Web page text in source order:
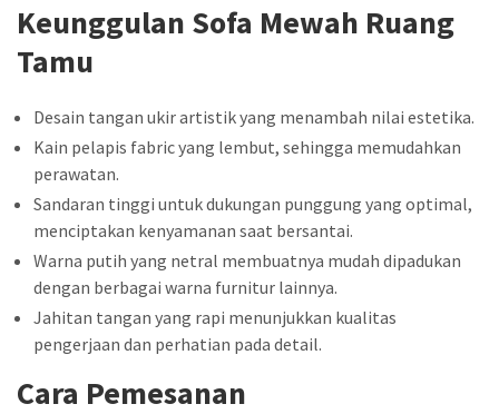
Keunggulan Sofa Mewah Ruang
Tamu
Desain tangan ukir artistik yang menambah nilai estetika.
Kain pelapis fabric yang lembut, sehingga memudahkan
perawatan.
Sandaran tinggi untuk dukungan punggung yang optimal,
menciptakan kenyamanan saat bersantai.
Warna putih yang netral membuatnya mudah dipadukan
dengan berbagai warna furnitur lainnya.
Jahitan tangan yang rapi menunjukkan kualitas
pengerjaan dan perhatian pada detail.
Cara Pemesanan